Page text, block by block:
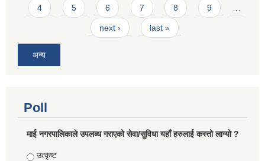
4 5 6 7 8 9
next › last »
अन्य
Poll
माई नगरपालिकाले उपलब्ध गराएको सेवा/सुविधा यहाँ हरुलाई कस्तो लाग्यो ?
Choices
उत्कृष्ट